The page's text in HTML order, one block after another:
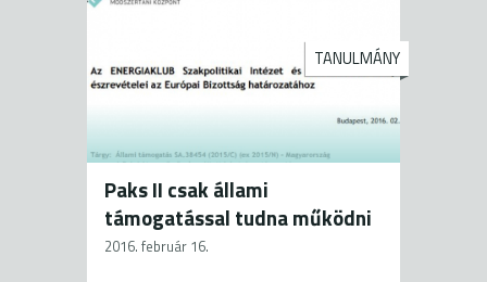
TANULMÁNY
Paks II csak állami
támogatással tudna működni
2016. február 16.